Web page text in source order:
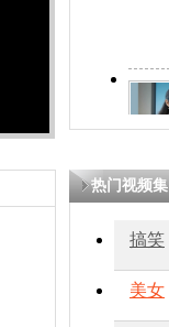
热门视频集
搞笑
美女